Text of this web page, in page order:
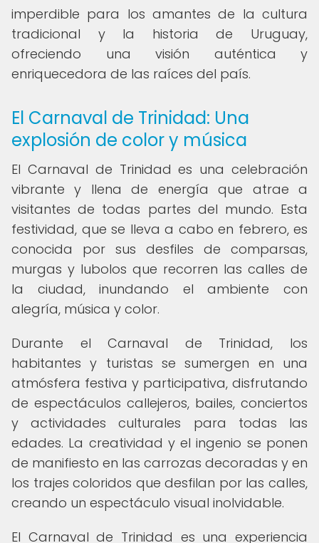
imperdible para los amantes de la cultura
tradicional y la historia de Uruguay,
ofreciendo una visión auténtica y
enriquecedora de las raíces del país.
El Carnaval de Trinidad: Una
explosión de color y música
El Carnaval de Trinidad es una celebración
vibrante y llena de energía que atrae a
visitantes de todas partes del mundo. Esta
festividad, que se lleva a cabo en febrero, es
conocida por sus desfiles de comparsas,
murgas y lubolos que recorren las calles de
la ciudad, inundando el ambiente con
alegría, música y color.
Durante el Carnaval de Trinidad, los
habitantes y turistas se sumergen en una
atmósfera festiva y participativa, disfrutando
de espectáculos callejeros, bailes, conciertos
y actividades culturales para todas las
edades. La creatividad y el ingenio se ponen
de manifiesto en las carrozas decoradas y en
los trajes coloridos que desfilan por las calles,
creando un espectáculo visual inolvidable.
El Carnaval de Trinidad es una experiencia